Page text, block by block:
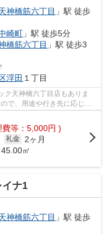
神橋筋六丁目 」駅 徒歩
崎町 」駅 徒歩5分
橋筋六丁目 」駅 徒歩3
浮田 １丁目
ク天神橋六丁目店もありま
で、用途や行き先に応じて
費等：5,000円 )
礼金
2ヶ月
㎡
ナ1
神橋筋六丁目 」駅 徒歩